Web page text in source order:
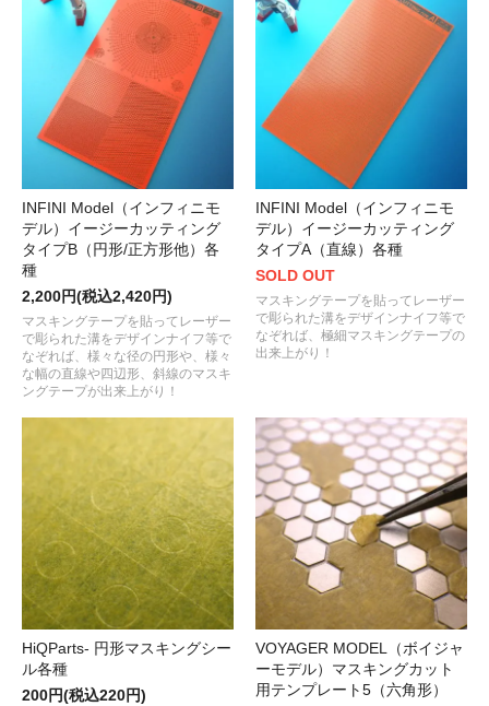
INFINI Model（インフィニモ
デル）イージーカッティング
タイプB（円形/正方形他）各
種
2,200円(税込2,420円)
マスキングテープを貼ってレーザー
で彫られた溝をデザインナイフ等で
なぞれば、様々な径の円形や、様々
な幅の直線や四辺形、斜線のマスキ
ングテープが出来上がり！
INFINI Model（インフィニモ
デル）イージーカッティング
タイプA（直線）各種
SOLD OUT
マスキングテープを貼ってレーザー
で彫られた溝をデザインナイフ等で
なぞれば、極細マスキングテープの
出来上がり！
HiQParts- 円形マスキングシー
ル各種
200円(税込220円)
VOYAGER MODEL（ボイジャ
ーモデル）マスキングカット
用テンプレート5（六角形）